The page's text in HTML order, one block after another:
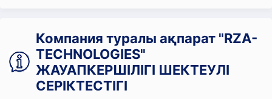
Компания туралы ақпарат "RZA-
TECHNOLOGIES"
ЖАУАПКЕРШІЛІГІ ШЕКТЕУЛІ
СЕРІКТЕСТІГІ